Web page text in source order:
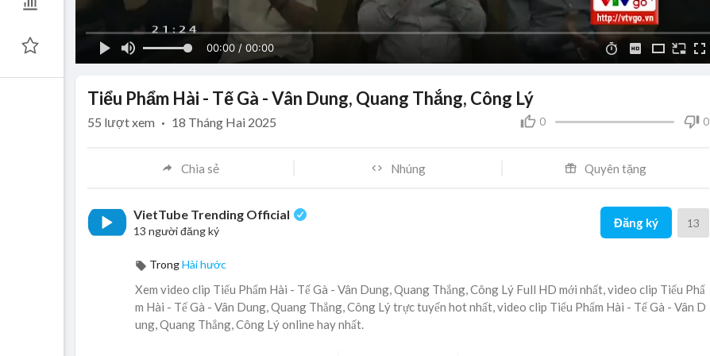
00:00 / 00:00
Tiểu Phẩm Hài - Tế Gà - Vân Dung, Quang Thắng, Công Lý
0 0
55 lượt xem · 18 Tháng Hai 2025
Chia sẻ Nhúng Quyên tặng
VietTube Trending Official
13 người đăng ký
Đăng ký 13
TrongHài hước
Xem video clip Tiểu Phẩm Hài - Tế Gà - Vân Dung, Quang Thắng, Công Lý Full HD mới nhất, video clip Tiểu Phẩ
m Hài - Tế Gà - Vân Dung, Quang Thắng, Công Lý trực tuyến hot nhất, video clip Tiểu Phẩm Hài - Tế Gà - Vân D
ung, Quang Thắng, Công Lý online hay nhất.